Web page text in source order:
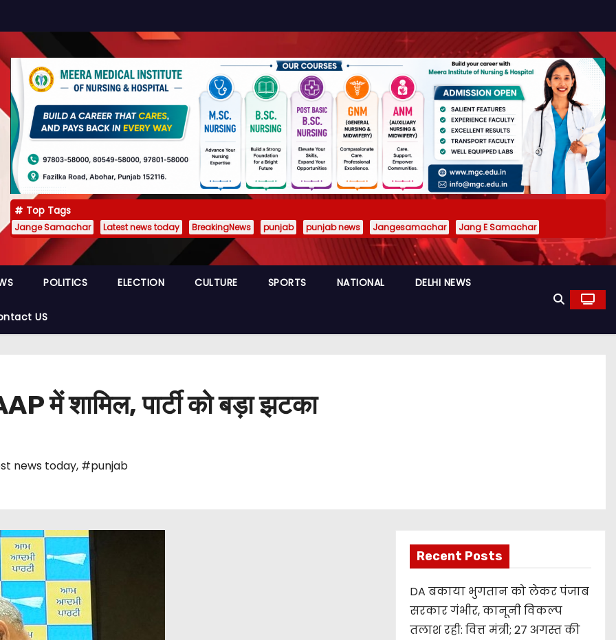
Top Tags
Jange Samachar Latest news today BreakingNews punjab punjab news Jangesamachar Jang E Samachar
POLITICS ELECTION CULTURE SPORTS NATIONAL DELHI NEWS
US
में शामिल, पार्टी को बड़ा झटका
news today, #punjab
Recent Posts
DA बकाया भुगतान को लेकर पंजाब
सरकार गंभीर, कानूनी विकल्प
तलाश रही: वित्त मंत्री; 27 अगस्त की